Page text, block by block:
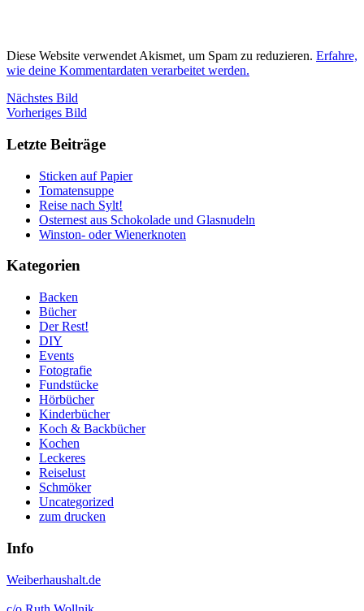
Diese Website verwendet Akismet, um Spam zu reduzieren. Erfahre,
wie deine Kommentardaten verarbeitet werden.
Nächstes Bild
Vorheriges Bild
Letzte Beiträge
Sticken auf Papier
Tomatensuppe
Reise nach Sylt!
Osternest aus Schokolade und Glasnudeln
Winston- oder Wienerknoten
Kategorien
Backen
Bücher
Der Rest!
DIY
Events
Fotografie
Fundstücke
Hörbücher
Kinderbücher
Koch & Backbücher
Kochen
Leckeres
Reiselust
Schmöker
Uncategorized
zum drucken
Info
Weiberhaushalt.de